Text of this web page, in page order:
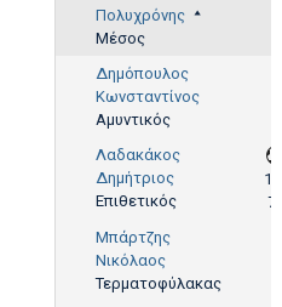
Πολυχρόνης
Μέσος
Δημόπουλος
Κωνσταντίνος
Αμυντικός
Λαδακάκος
Δημήτριος
Επιθετικός
19',
73'
Μπάρτζης
Νικόλαος
Τερματοφύλακας